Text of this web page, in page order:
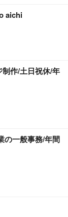
aichi
制作/土日祝休/年
の一般事務/年間